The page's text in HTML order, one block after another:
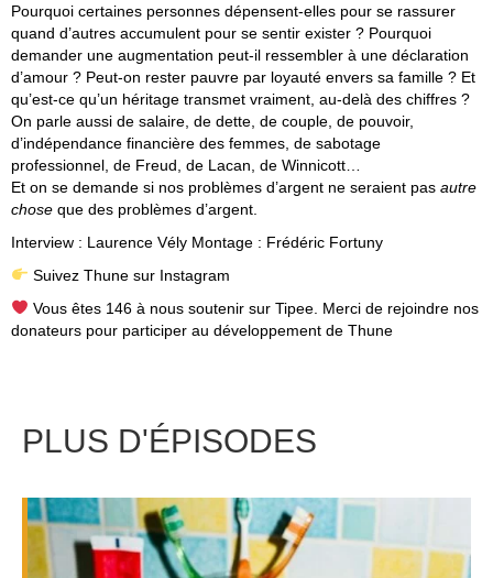
Pourquoi certaines personnes dépensent-elles pour se rassurer
quand d’autres accumulent pour se sentir exister ? Pourquoi
demander une augmentation peut-il ressembler à une déclaration
d’amour ? Peut-on rester pauvre par loyauté envers sa famille ? Et
qu’est-ce qu’un héritage transmet vraiment, au-delà des chiffres ?
On parle aussi de salaire, de dette, de couple, de pouvoir,
d’indépendance financière des femmes, de sabotage
professionnel, de Freud, de Lacan, de Winnicott…
Et on se demande si nos problèmes d’argent ne seraient pas autre
chose que des problèmes d’argent.
Interview : Laurence Vély Montage : Frédéric Fortuny
Suivez Thune sur Instagram
Vous êtes 146 à nous soutenir sur Tipee. Merci de rejoindre nos
donateurs pour participer au développement de Thune
PLUS D'ÉPISODES